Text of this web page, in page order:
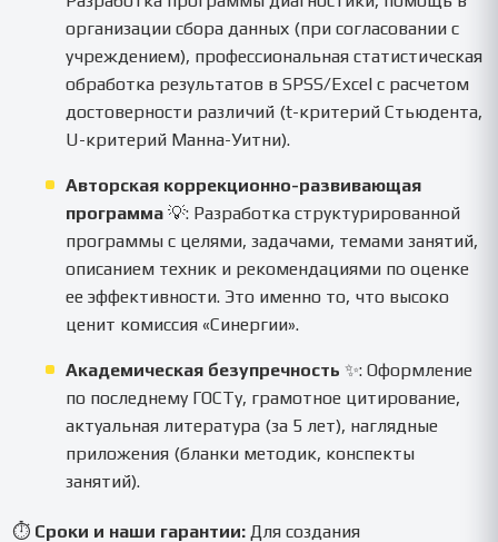
организации сбора данных (при согласовании с
учреждением), профессиональная статистическая
обработка результатов в SPSS/Excel с расчетом
достоверности различий (t-критерий Стьюдента,
U-критерий Манна-Уитни).
Авторская коррекционно-развивающая
программа 💡: Разработка структурированной
программы с целями, задачами, темами занятий,
описанием техник и рекомендациями по оценке
ее эффективности. Это именно то, что высоко
ценит комиссия «Синергии».
Академическая безупречность ✨: Оформление
по последнему ГОСТу, грамотное цитирование,
актуальная литература (за 5 лет), наглядные
приложения (бланки методик, конспекты
занятий).
⏱ Сроки и наши гарантии: Для создания